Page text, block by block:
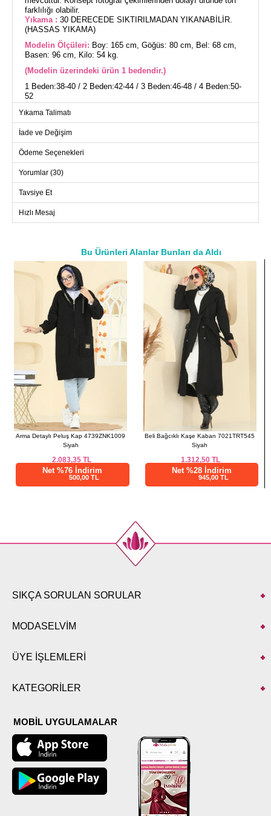
farklılığı olabilir.
Yıkama : 30 DERECEDE SIKTIRILMADAN YIKANABİLİR.
(HASSAS YIKAMA)
Modelin Ölçüleri: Boy: 165 cm, Göğüs: 80 cm, Bel: 68 cm,
Basen: 96 cm, Kilo: 54 kg.
(Modelin üzerindeki ürün 1 bedendir.)
1 Beden:38-40 / 2 Beden:42-44 / 3 Beden:46-48 / 4 Beden:50-
52
Kap mükemmel bir seçim! 30 derecede hassas yıkamaya
uygun bu peluş kap, kapşonlu ve fermuarlı tasarımıyla
kullanışlıdır. Ürün cepli ve arma detayı ile şıklığı bir araya
getirir. Bağcıklı yapıda olup, astarsızdır ve rahat bir kullanım
sunar.
3
132
94
4
Yıkama Talimatı
İade ve Değişim
Ödeme Seçenekleri
Yorumlar (30)
Tavsiye Et
Hızlı Mesaj
Bu Ürünleri Alanlar Bunları da Aldı
a>
Arma Detaylı Peluş Kap 4739ZNK1009
Siyah
2.083,35TL
Net %76 İndirim
500,00 TL
Beli Bağcıklı Kaşe Kaban 7021TRT545
Siyah
1.312,50 TL
Net %28 İndirim
945,00 TL
SIKÇA SORULAN SORULAR
MODASELVİM
ÜYE İŞLEMLERİ
KATEGORİLER
MOBİL UYGULAMALAR